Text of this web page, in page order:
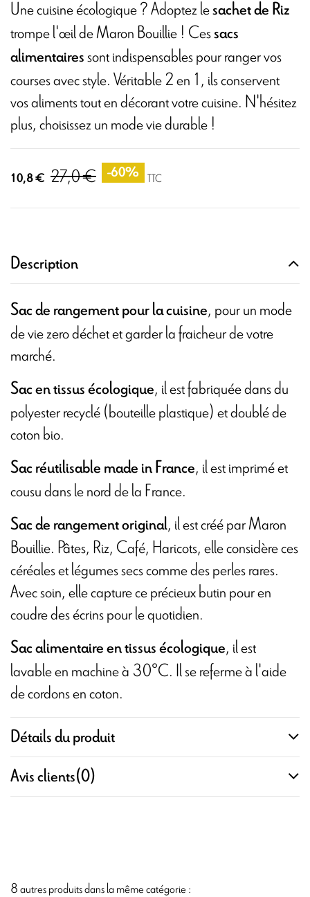
Une cuisine écologique ? Adoptez lesachet de Riz
trompe l'œil de Maron Bouillie ! Cessacs
alimentairessont indispensables pour ranger vos
courses avec style. Véritable 2 en 1, ils conservent
vos aliments tout en décorant votre cuisine. N'hésitez
plus, choisissez un mode vie durable !
10,8 € 27,0 € -60% TTC
Description
Sac de rangement pour la cuisine, pour un mode
de vie zero déchet et garder la fraicheur de votre
marché.
Sac en tissus écologique, il est fabriquée dans du
polyester recyclé (bouteille plastique) et doublé de
coton bio.
Sac réutilisable made in France, il est imprimé et
cousu dans le nord de la France.
Sac de rangement original, il est créé par Maron
Bouillie. Pâtes, Riz, Café, Haricots, elle considère ces
céréales et légumes secs comme des perles rares.
Avec soin, elle capture ce précieux butin pour en
coudre des écrins pour le quotidien.
Sac alimentaire en tissus écologique, il est
lavable en machine à 30°C. Il se referme à l'aide
de cordons en coton.
Détails du produit
Avis clients(0)
8 autres produits dans la même catégorie :